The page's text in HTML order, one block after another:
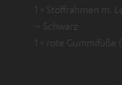
1 × Stoffrahmen m.
– Schwarz
1 × rote Gummifüße